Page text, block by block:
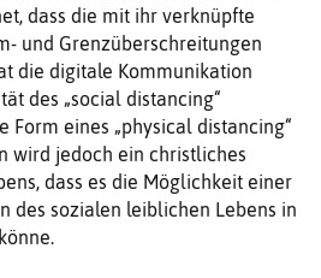
dass die mit ihr verknüpfte
und Grenzüberschreitungen
die digitale Kommunikation
des „social distancing“
eines „physical distancing“
wird jedoch ein christliches
dass es die Möglichkeit einer
des sozialen leiblichen Lebens in